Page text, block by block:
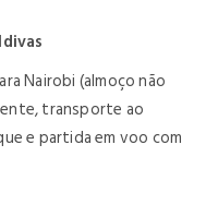
Nairobi (almoço não
transporte ao
e partida em voo com